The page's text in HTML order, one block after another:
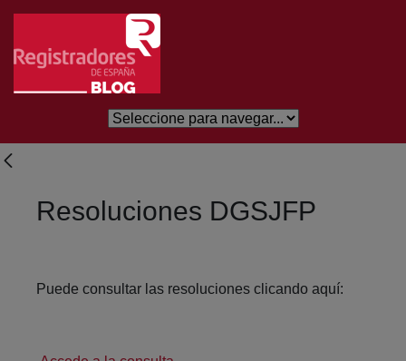
Saltar al contenido principal
Resoluciones DGSJFP
Puede consultar las resoluciones clicando aquí: